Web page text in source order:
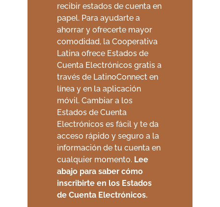
recibir estados de cuenta en
papel. Para ayudarte a
ahorrar y ofrecerte mayor
comodidad, la Cooperativa
Latina ofrece Estados de
Cuenta Electrónicos gratis a
través de LatinoConnect en
línea y en la aplicación
móvil. Cambiar a los
Estados de Cuenta
Electrónicos es fácil y te da
acceso rápido y seguro a la
información de tu cuenta en
cualquier momento. Lee
abajo para saber cómo
inscribirte en los Estados
de Cuenta Electrónicos.